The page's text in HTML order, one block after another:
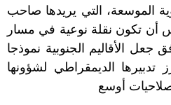
الموسعة، التي يريدها صاحب
أن تكون نقلة نوعية في مسار
جعل الأقاليم الجنوبية نموذجا
تدبيرها الديمقراطي لشؤونها
صلاحيات أوسع